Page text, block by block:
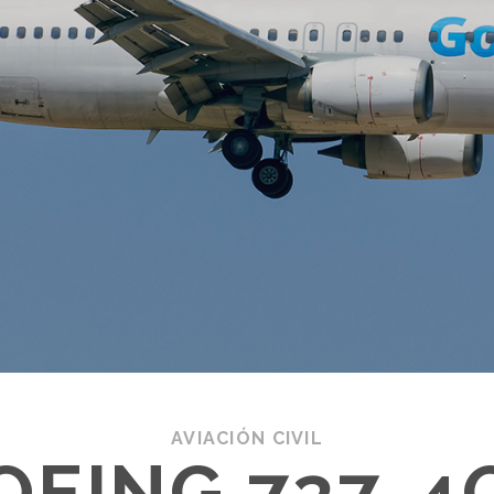
AVIACIÓN CIVIL